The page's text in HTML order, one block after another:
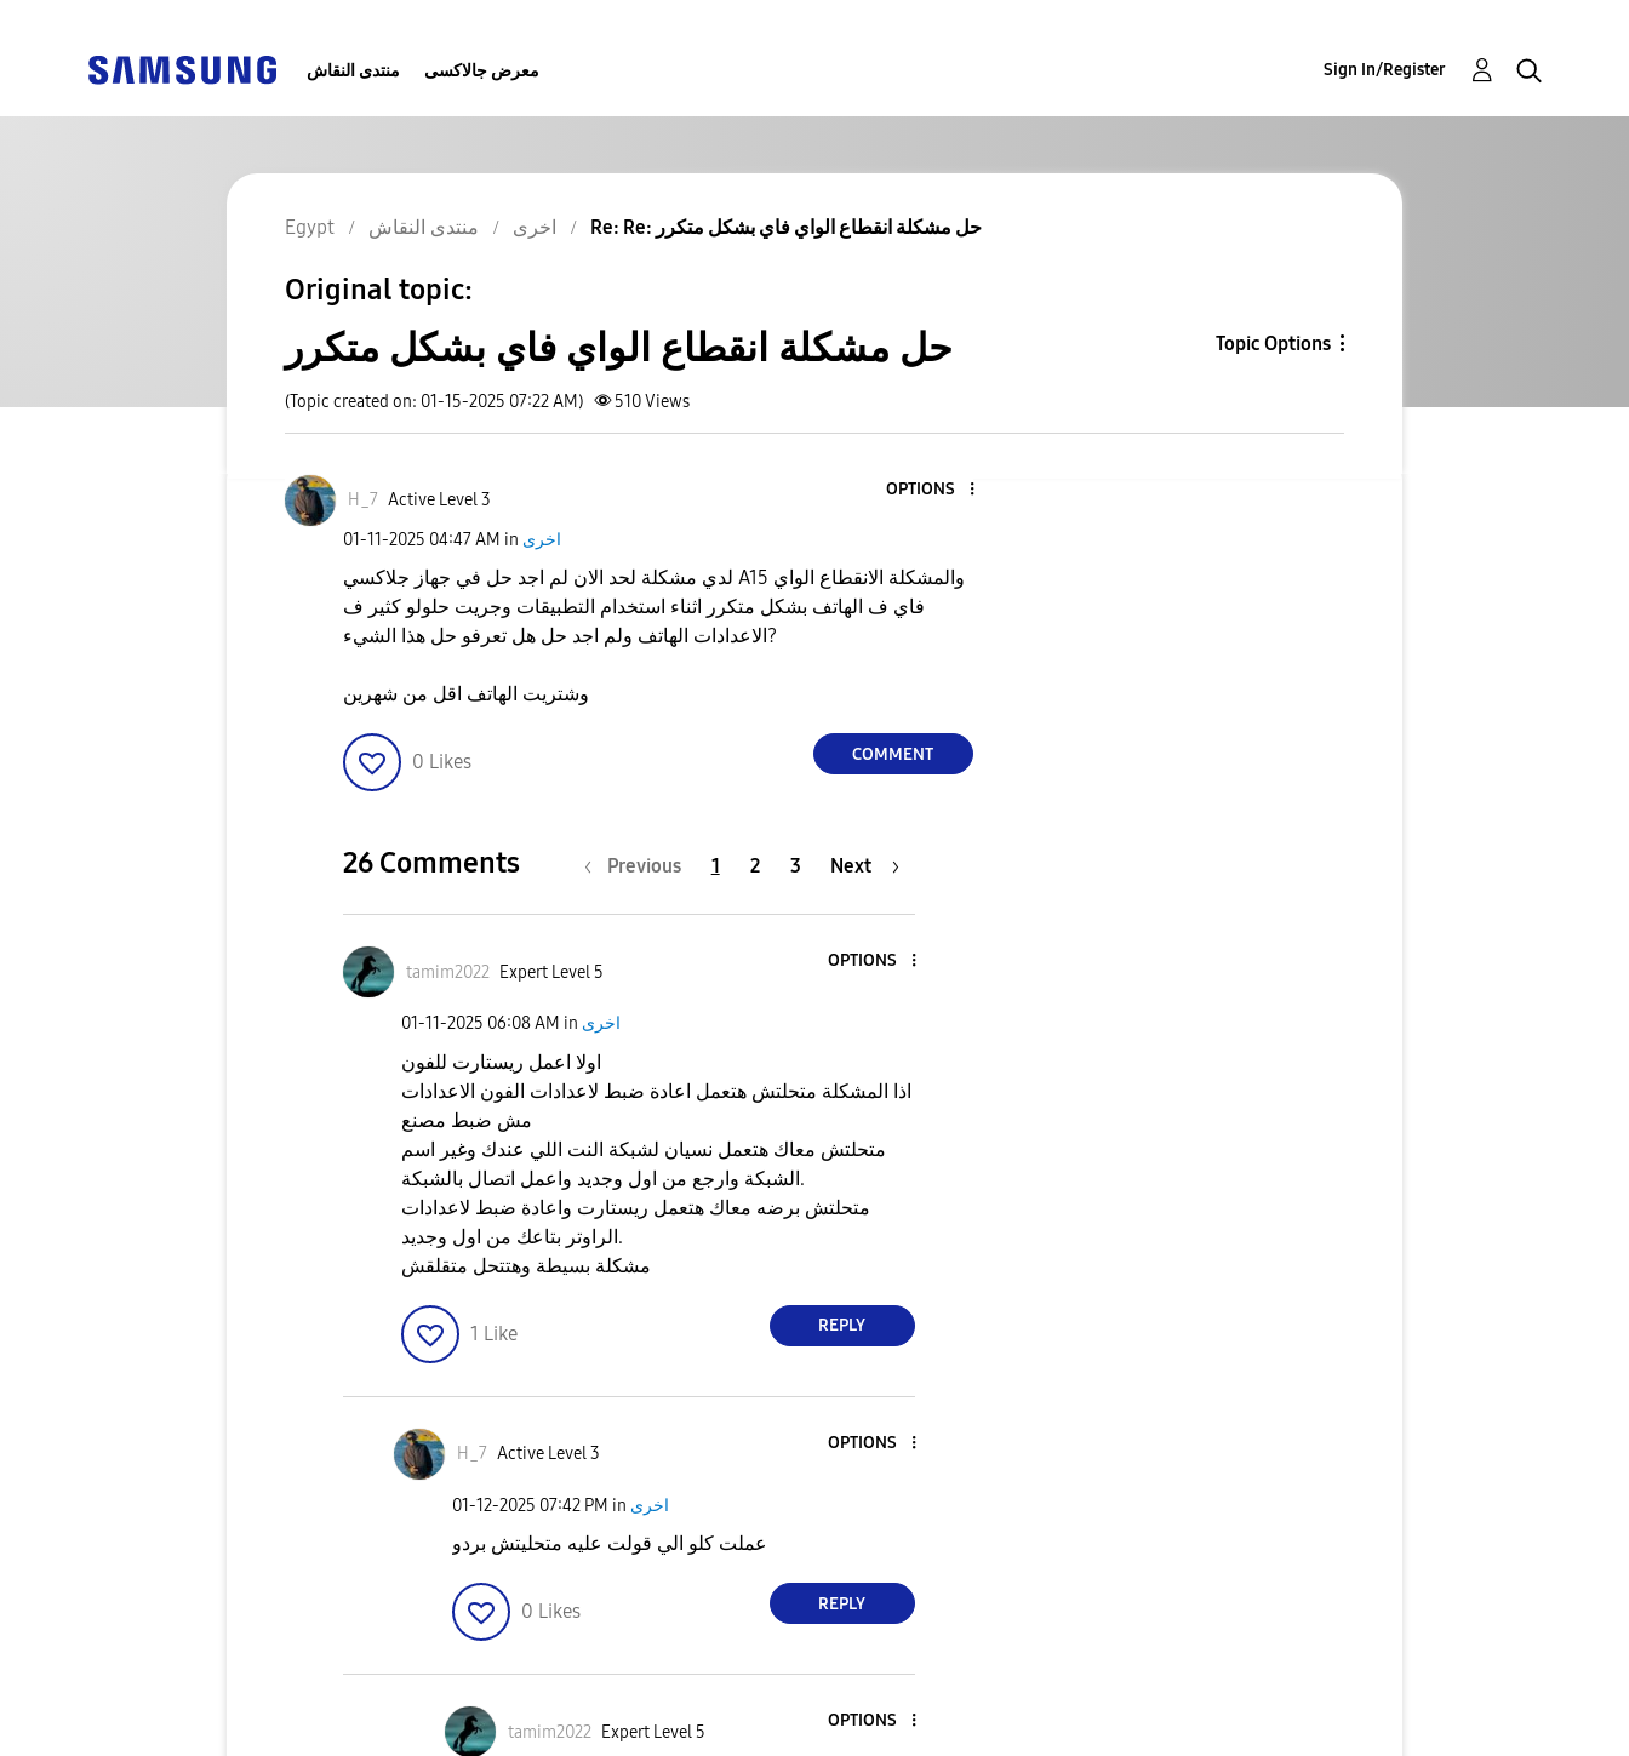
منتدى النقاش معرض جالاكسى Sign In/Register
Egypt منتدى النقاش اخرى Re: Re: حل مشكلة انقطاع الواي فاي بشكل متكرر
Original topic:
حل مشكلة انقطاع الواي فاي بشكل متكرر Topic Options
(Topic created on: 01-15-2025 07:22 AM) 510Views
H_7 Active Level 3
OPTIONS
‎01-11-2025 04:47 AM in اخرى
لدي مشكلة لحد الان لم اجد حل في جهاز جلاكسي A15 والمشكلة الانقطاع الواي
فاي ف الهاتف بشكل متكرر اثناء استخدام التطبيقات وجريت حلولو كثير ف
الاعدادات الهاتف ولم اجد حل هل تعرفو حل هذا الشيء?
0 Likes COMMENT
26 Comments Previous 1 2 3 Next
tamim2022 Expert Level 5
OPTIONS
‎01-11-2025 06:08 AM in اخرى
اولا اعمل ريستارت للفون
اذا المشكلة متحلتش هتعمل اعادة ضبط لاعدادات الفون الاعدادات
مش ضبط مصنع
متحلتش معاك هتعمل نسيان لشبكة النت اللي عندك وغير اسم
الشبكة وارجع من اول وجديد واعمل اتصال بالشبكة.
متحلتش برضه معاك هتعمل ريستارت واعادة ضبط لاعدادات
الراوتر بتاعك من اول وجديد.
مشكلة بسيطة وهتتحل متقلقش
1 Like REPLY
H_7 Active Level 3
OPTIONS
‎01-12-2025 07:42 PM in اخرى
عملت كلو الي قولت عليه متحليتش بردو
0 Likes REPLY
tamim2022 Expert Level 5
OPTIONS